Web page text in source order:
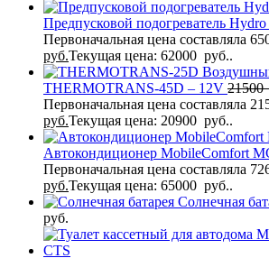
Предпусковой подогреватель
Первоначальная цена составляла
руб.Текущая цена: 62000 руб..
THERMOTRANS-45D – 12V 21500
Первоначальная цена составляла
руб.Текущая цена: 20900 руб..
Автокондиционер MobileComfort
Первоначальная цена составляла
руб.Текущая цена: 65000 руб..
Солнечная
руб.